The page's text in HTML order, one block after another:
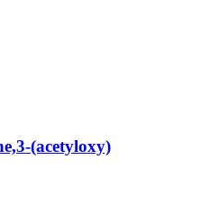
(acetyloxy)